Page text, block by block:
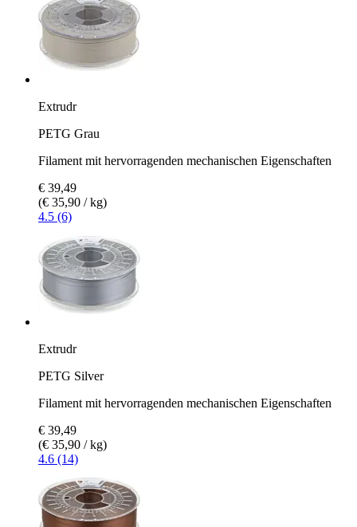
Extrudr
PETG Grau
Filament mit hervorragenden mechanischen Eigenschaften
€ 39,49
(€ 35,90 / kg)
4.5 (6)
Extrudr
PETG Silver
Filament mit hervorragenden mechanischen Eigenschaften
€ 39,49
(€ 35,90 / kg)
4.6 (14)